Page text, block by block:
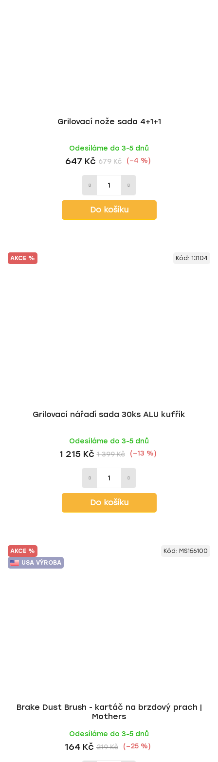
Grilovací nože sada 4+1+1
Odesíláme do 3-5 dnů
647 Kč 679 Kč (–4 %)
Do košíku
AKCE %
Grilovací nářadí sada 30ks ALU kufřík
Odesíláme do 3-5 dnů
1 215 Kč 1 399 Kč (–13 %)
Do košíku
Kód: 13104
AKCE %
USA VÝROBA
Brake Dust Brush - kartáč na brzdový prach |
Mothers
Odesíláme do 3-5 dnů
164 Kč 219 Kč (–25 %)
Kód: MS156100